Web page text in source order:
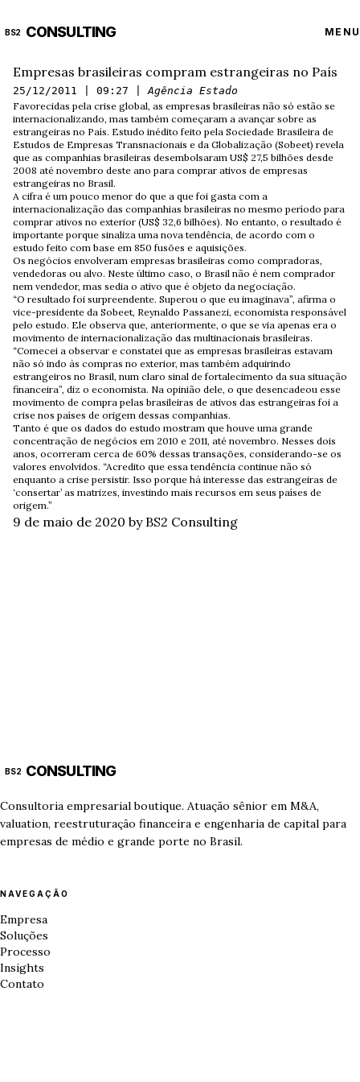
BS2 CONSULTING MENU
Empresas brasileiras compram estrangeiras no País
25/12/2011 | 09:27 |Agência Estado
Favorecidas pela crise global, as empresas brasileiras não só estão se
internacionalizando, mas também começaram a avançar sobre as
estrangeiras no País. Estudo inédito feito pela Sociedade Brasileira de
Estudos de Empresas Transnacionais e da Globalização (Sobeet) revela
que as companhias brasileiras desembolsaram US$ 27,5 bilhões desde
2008 até novembro deste ano para comprar ativos de empresas
estrangeiras no Brasil.
A cifra é um pouco menor do que a que foi gasta com a
internacionalização das companhias brasileiras no mesmo período para
comprar ativos no exterior (US$ 32,6 bilhões). No entanto, o resultado é
importante porque sinaliza uma nova tendência, de acordo com o
estudo feito com base em 850 fusões e aquisições.
Os negócios envolveram empresas brasileiras como compradoras,
vendedoras ou alvo. Neste último caso, o Brasil não é nem comprador
nem vendedor, mas sedia o ativo que é objeto da negociação.
“O resultado foi surpreendente. Superou o que eu imaginava”, afirma o
vice-presidente da Sobeet, Reynaldo Passanezi, economista responsável
pelo estudo. Ele observa que, anteriormente, o que se via apenas era o
movimento de internacionalização das multinacionais brasileiras.
“Comecei a observar e constatei que as empresas brasileiras estavam
não só indo às compras no exterior, mas também adquirindo
estrangeiros no Brasil, num claro sinal de fortalecimento da sua situação
financeira”, diz o economista. Na opinião dele, o que desencadeou esse
movimento de compra pelas brasileiras de ativos das estrangeiras foi a
crise nos países de origem dessas companhias.
Tanto é que os dados do estudo mostram que houve uma grande
concentração de negócios em 2010 e 2011, até novembro. Nesses dois
anos, ocorreram cerca de 60% dessas transações, considerando-se os
valores envolvidos. “Acredito que essa tendência continue não só
enquanto a crise persistir. Isso porque há interesse das estrangeiras de
‘consertar’ as matrizes, investindo mais recursos em seus países de
origem.”
9 de maio de 2020 by BS2 Consulting
BS2 CONSULTING
Consultoria empresarial boutique. Atuação sênior em M&A,
valuation, reestruturação financeira e engenharia de capital para
empresas de médio e grande porte no Brasil.
NAVEGAÇÃO
Empresa
Soluções
Processo
Insights
Contato